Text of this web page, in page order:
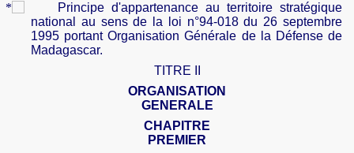
Principe d'appartenance au territoire stratégique
national au sens de la loi n°94-018 du 26 septembre
1995 portant Organisation Générale de la Défense de
Madagascar.
TITRE II
ORGANISATION
GENERALE
CHAPITRE
PREMIER